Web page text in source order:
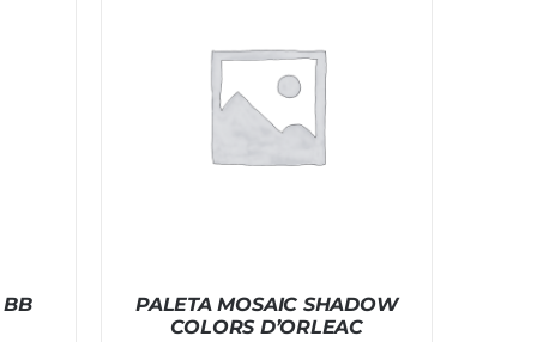
BB
PALETA MOSAIC SHADOW
COLORS D’ORLEAC